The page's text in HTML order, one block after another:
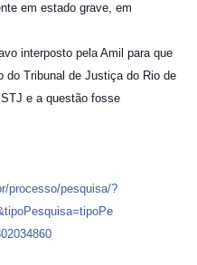
em estado grave, em
interposto pela Amil para que
do Tribunal de Justiça do Rio de
e a questão fosse
processo/pesquisa/?